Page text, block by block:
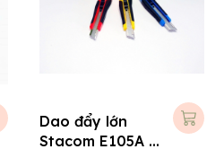
Dao đẩy lớn
Stacom E105A (